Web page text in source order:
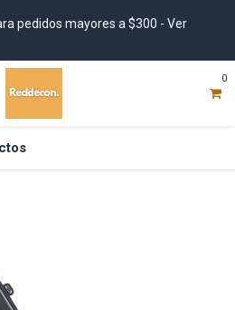
pedidos mayores a $300 - Ver
0